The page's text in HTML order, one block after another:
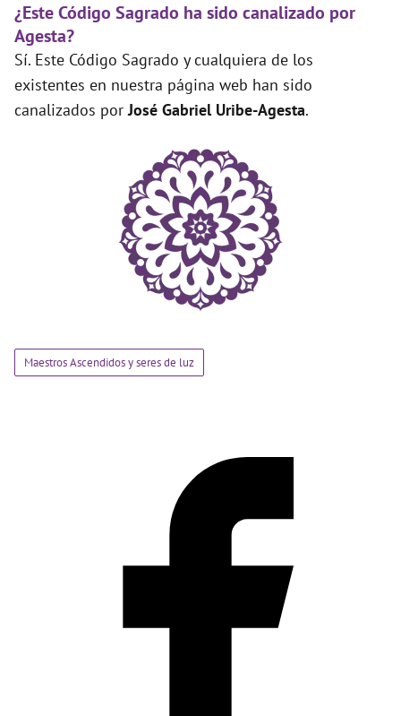
¿Este Código Sagrado ha sido canalizado por
Agesta?
Sí. Este Código Sagrado y cualquiera de los
existentes en nuestra página web han sido
canalizados porJosé Gabriel Uribe-Agesta.
Maestros Ascendidos y seres de luz